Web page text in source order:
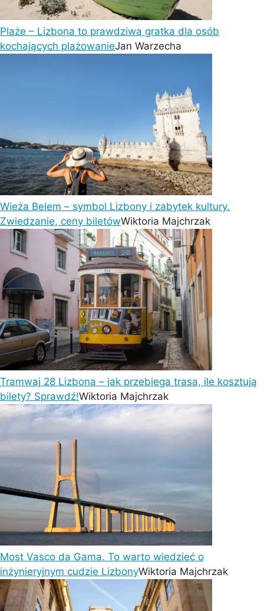
Plaże – Lizbona to prawdziwa gratka dla osób
kochających plażowanieJan Warzecha
Wieża Belem – symbol Lizbony i zabytek kultury.
Zwiedzanie, ceny biletówWiktoria Majchrzak
Tramwaj 28 Lizbona – jak przebiega trasa, ile kosztują
bilety? Sprawdź!Wiktoria Majchrzak
Most Vasco da Gama. To warto wiedzieć o
inżynieryjnym cudzie LizbonyWiktoria Majchrzak